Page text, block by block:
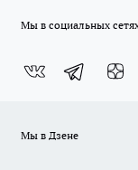
Мы в социальных
Мы в Дзене